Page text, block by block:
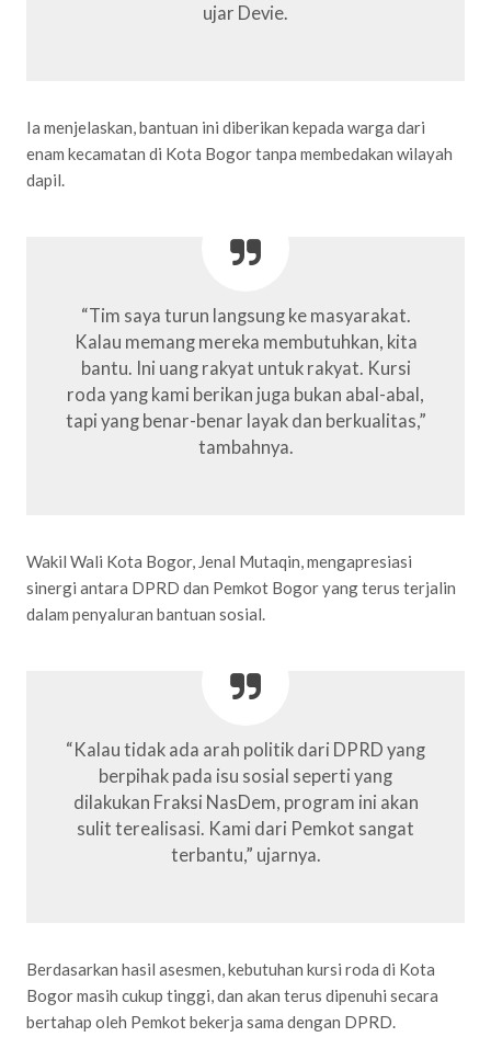
ujar Devie.
Ia menjelaskan, bantuan ini diberikan kepada warga dari
enam kecamatan di Kota Bogor tanpa membedakan wilayah
dapil.
“Tim saya turun langsung ke masyarakat.
Kalau memang mereka membutuhkan, kita
bantu. Ini uang rakyat untuk rakyat. Kursi
roda yang kami berikan juga bukan abal-abal,
tapi yang benar-benar layak dan berkualitas,”
tambahnya.
Wakil Wali Kota Bogor, Jenal Mutaqin, mengapresiasi
sinergi antara DPRD dan Pemkot Bogor yang terus terjalin
dalam penyaluran bantuan sosial.
“Kalau tidak ada arah politik dari DPRD yang
berpihak pada isu sosial seperti yang
dilakukan Fraksi NasDem, program ini akan
sulit terealisasi. Kami dari Pemkot sangat
terbantu,” ujarnya.
Berdasarkan hasil asesmen, kebutuhan kursi roda di Kota
Bogor masih cukup tinggi, dan akan terus dipenuhi secara
bertahap oleh Pemkot bekerja sama dengan DPRD.